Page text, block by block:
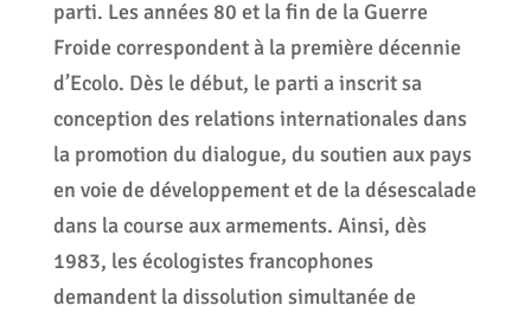
parti. Les années 80 et la fin de la Guerre
Froide correspondent à la première décennie
d’Ecolo. Dès le début, le parti a inscrit sa
conception des relations internationales dans
la promotion du dialogue, du soutien aux pays
en voie de développement et de la désescalade
dans la course aux armements. Ainsi, dès
1983, les écologistes francophones
demandent la dissolution simultanée de